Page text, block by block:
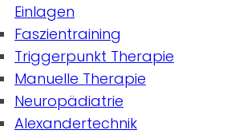
Einlagen
Faszientraining
Triggerpunkt Therapie
Manuelle Therapie
Neuropädiatrie
Alexandertechnik